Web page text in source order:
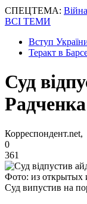
СПЕЦТЕМА:
ВСІ ТЕМИ
Вступ
Теракт в
Суд
0
361
Фото: из открытых
Суд випустив на